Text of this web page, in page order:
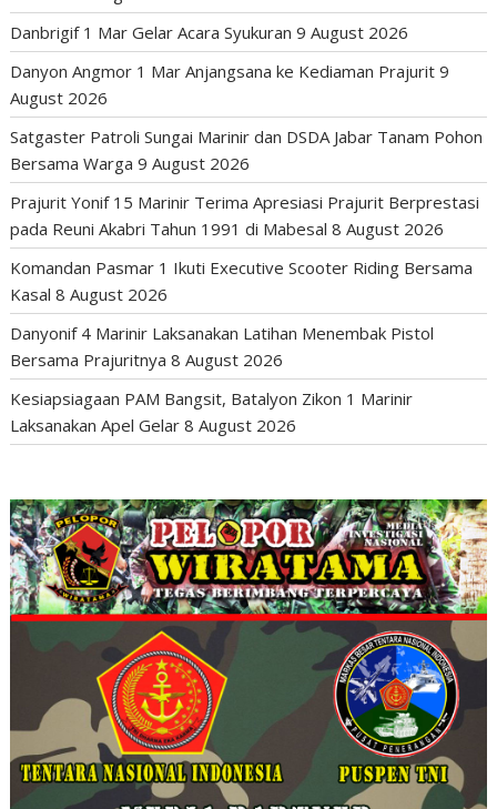
Danbrigif 1 Mar Gelar Acara Syukuran 9 August 2026
Danyon Angmor 1 Mar Anjangsana ke Kediaman Prajurit 9
August 2026
Satgaster Patroli Sungai Marinir dan DSDA Jabar Tanam Pohon
Bersama Warga 9 August 2026
Prajurit Yonif 15 Marinir Terima Apresiasi Prajurit Berprestasi
pada Reuni Akabri Tahun 1991 di Mabesal 8 August 2026
Komandan Pasmar 1 Ikuti Executive Scooter Riding Bersama
Kasal 8 August 2026
Danyonif 4 Marinir Laksanakan Latihan Menembak Pistol
Bersama Prajuritnya 8 August 2026
Kesiapsiagaan PAM Bangsit, Batalyon Zikon 1 Marinir
Laksanakan Apel Gelar 8 August 2026